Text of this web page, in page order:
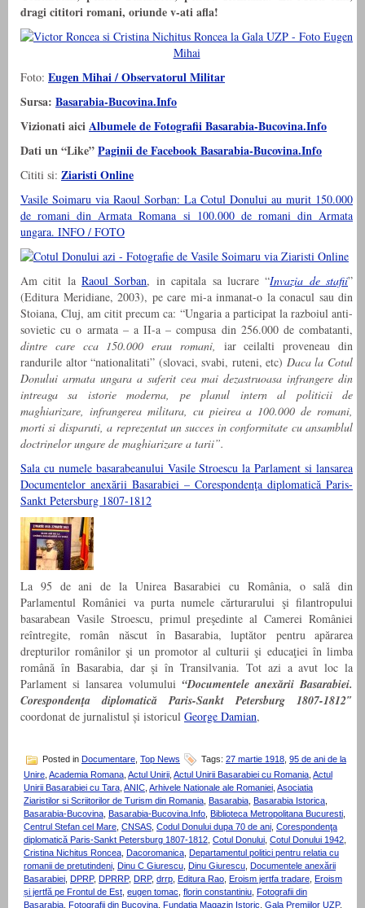
dragi cititori romani, oriunde v-ati afla!
Foto: Eugen Mihai / Observatorul Militar
Sursa: Basarabia-Bucovina.Info
Vizionati aiciAlbumele de Fotografii Basarabia-Bucovina.Info
Dati un “Like”Paginii de Facebook Basarabia-Bucovina.Info
Cititi si: Ziaristi Online
Vasile Soimaru via Raoul Sorban: La Cotul Donului au murit 150.000
de romani din Armata Romana si 100.000 de romani din Armata
ungara. INFO / FOTO
Am citit laRaoul Sorban, in capitala sa lucrare “Invazia de stafii”
(Editura Meridiane, 2003), pe care mi-a inmanat-o la conacul sau din
Stoiana, Cluj, am citit precum ca: “Ungaria a participat la razboiul anti-
sovietic cu o armata – a II-a – compusa din 256.000 de combatanti,
dintre care cca 150.000 erau romani, iar ceilalti proveneau din
randurile altor “nationalitati” (slovaci, svabi, ruteni, etc) Daca la Cotul
Donului armata ungara a suferit cea mai dezastruoasa infrangere din
intreaga sa istorie moderna, pe planul intern al politicii de
maghiarizare, infrangerea militara, cu pieirea a 100.000 de romani,
morti si disparuti, a reprezentat un succes in conformitate cu ansamblul
doctrinelor ungare de maghiarizare a tarii”.
Sala cu numele basarabeanului Vasile Stroescu la Parlament si lansarea
Documentelor anexării Basarabiei – Corespondenţa diplomatică Paris-
Sankt Petersburg 1807-1812
La 95 de ani de la Unirea Basarabiei cu România, o sală din
Parlamentul României va purta numele cărturarului şi filantropului
basarabean Vasile Stroescu, primul preşedinte al Camerei României
reîntregite, român născut în Basarabia, luptător pentru apărarea
drepturilor românilor şi un promotor al culturii şi educaţiei în limba
română în Basarabia, dar şi în Transilvania. Tot azi a avut loc la
Parlament si lansarea volumului “Documentele anexării Basarabiei.
Corespondenţa diplomatică Paris-Sankt Petersburg 1807-1812″
coordonat de jurnalistul și istoricul George Damian,
Posted in Documentare Top News Tags: 27 martie 1918 95 de ani de la
Unire, Academia Romana, Actul Unirii, Actul Unirii Basarabiei cu Romania, Actul
Unirii Basarabiei cu Tara, ANIC, Arhivele Nationale ale Romaniei, Asociatia
Ziaristilor si Scriitorilor de Turism din Romania, Basarabia, Basarabia Istorica,
Basarabia-Bucovina, Basarabia-Bucovina.Info, Biblioteca Metropolitana Bucuresti,
Centrul Stefan cel Mare, CNSAS, Codul Donului dupa 70 de ani, Corespondenţa
diplomatică Paris-Sankt Petersburg 1807-1812, Cotul Donului, Cotul Donului 1942,
Cristina Nichitus Roncea, Dacoromanica, Departamentul politici pentru relatia cu
romanii de pretutindeni, Dinu C Giurescu, Dinu Giurescu, Documentele anexării
Basarabiei, DPRP, DPRRP, DRP, drrp, Editura Rao, Eroism jertfa tradare, Eroism
și jertfă pe Frontul de Est, eugen tomac, florin constantiniu, Fotografii din
Basarabia, Fotografii din Bucovina, Fundatia Magazin Istoric, Gala Premiilor UZP,